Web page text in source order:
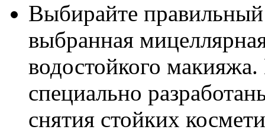
Выбирайте
выбранная
водостойкого
специально
снятия стойких